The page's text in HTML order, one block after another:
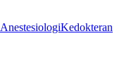
AnestesiologiKedokteran